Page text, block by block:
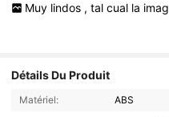
Muy lindos , tal cual la
Détails Du Produit
Matériel: ABS